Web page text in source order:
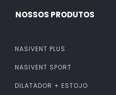
NOSSOS PRODUTOS
NASIVENT PLUS
NASIVENT SPORT
DILATADOR + ESTOJO